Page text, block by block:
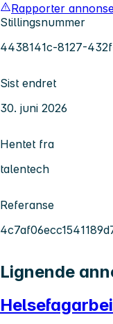
Rapporter
Stillingsnummer
4438141c-8127-
Sist endret
30. juni 2026
Hentet fra
talentech
Referanse
Lignende